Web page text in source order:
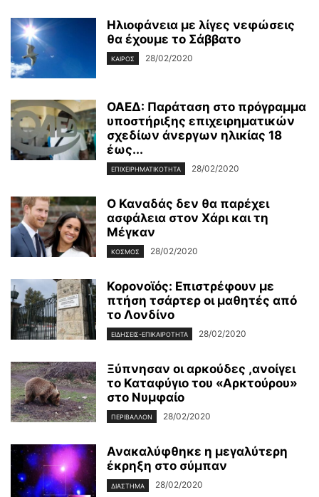
Ηλιοφάνεια με λίγες νεφώσεις
θα έχουμε το Σάββατο
ΚΑΙΡΌΣ 28/02/2020
ΟΑΕΔ: Παράταση στο πρόγραμμα
υποστήριξης επιχειρηματικών
σχεδίων άνεργων ηλικίας 18
έως...
ΕΠΙΧΕΙΡΗΜΑΤΙΚΌΤΗΤΑ 28/02/2020
Ο Καναδάς δεν θα παρέχει
ασφάλεια στον Χάρι και τη
Μέγκαν
ΚΌΣΜΟΣ 28/02/2020
Κορονοϊός: Επιστρέφουν με
πτήση τσάρτερ οι μαθητές από
το Λονδίνο
ΕΙΔΉΣΕΙΣ-ΕΠΙΚΑΙΡΌΤΗΤΑ 28/02/2020
Ξύπνησαν οι αρκούδες ,ανοίγει
το Καταφύγιο του «Αρκτούρου»
στο Νυμφαίο
ΠΕΡΙΒΆΛΛΟΝ 28/02/2020
Ανακαλύφθηκε η μεγαλύτερη
έκρηξη στο σύμπαν
ΔΙΆΣΤΗΜΑ 28/02/2020